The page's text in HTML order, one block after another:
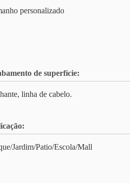
personalizado
de superfície:
linha de cabelo.
Jardim/Patio/Escola/Mall